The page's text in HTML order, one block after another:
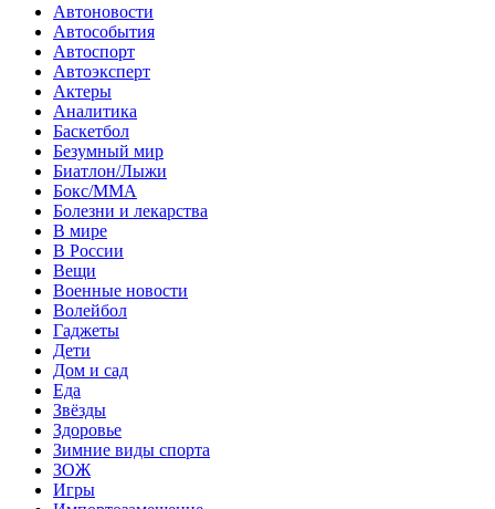
Автоновости
Автособытия
Автоспорт
Автоэксперт
Актеры
Аналитика
Баскетбол
Безумный мир
Биатлон/Лыжи
Бокс/MMA
Болезни и лекарства
В мире
В России
Вещи
Военные новости
Волейбол
Гаджеты
Дети
Дом и сад
Еда
Звёзды
Здоровье
Зимние виды спорта
ЗОЖ
Игры